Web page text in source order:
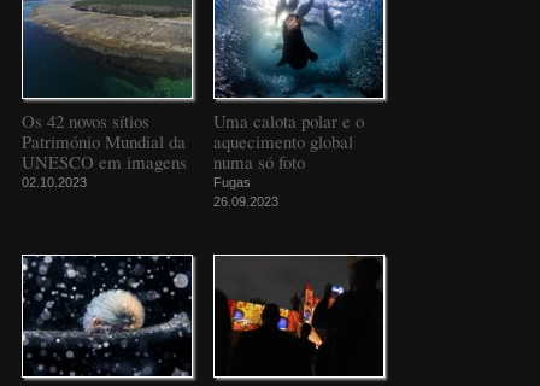
Os 42 novos sítios
Património Mundial da
UNESCO em imagens
02.10.2023
Uma calota polar e o
aquecimento global
numa só foto
Fugas
26.09.2023